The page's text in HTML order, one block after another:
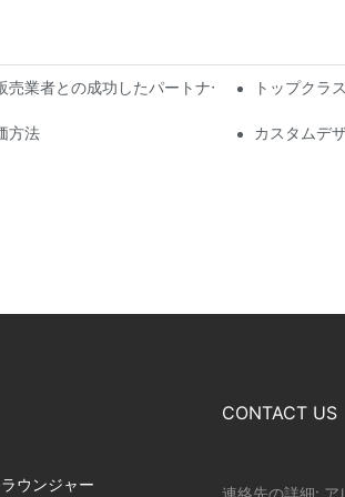
売業者との成功したパートナーシップトップクラ
方法 カスタムデ
ウンジャー
CONTACT US